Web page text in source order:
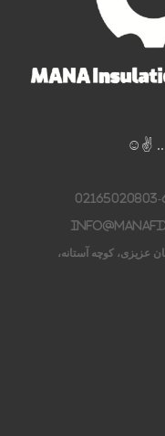
✌️☺️
02165020803-
17 شهریور، خیابان عزیزی، کوچه آستانه،